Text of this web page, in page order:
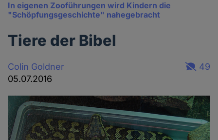
In eigenen Zooführungen wird Kindern die
"Schöpfungsgeschichte" nahegebracht
Tiere der Bibel
Colin Goldner
05.07.2016
49